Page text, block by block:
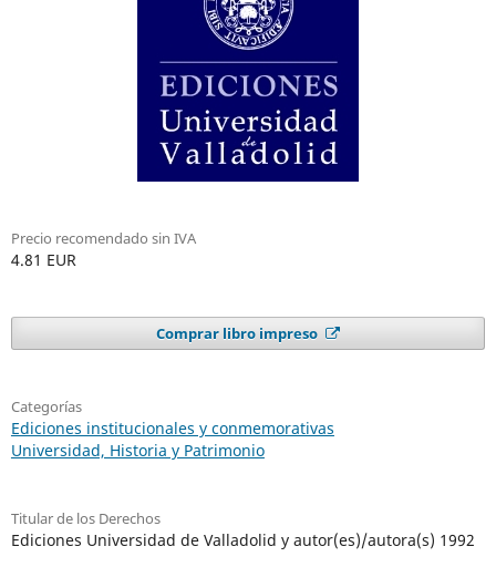
Precio recomendado sin IVA
4.81 EUR
Comprar libro impreso
Categorías
Ediciones institucionales y conmemorativas
Universidad, Historia y Patrimonio
Titular de los Derechos
Ediciones Universidad de Valladolid y autor(es)/autora(s) 1992